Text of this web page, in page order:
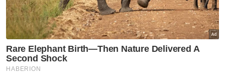
Pojok
Semalam pakar politik, hari ini
pencinta haiwan paling lantang